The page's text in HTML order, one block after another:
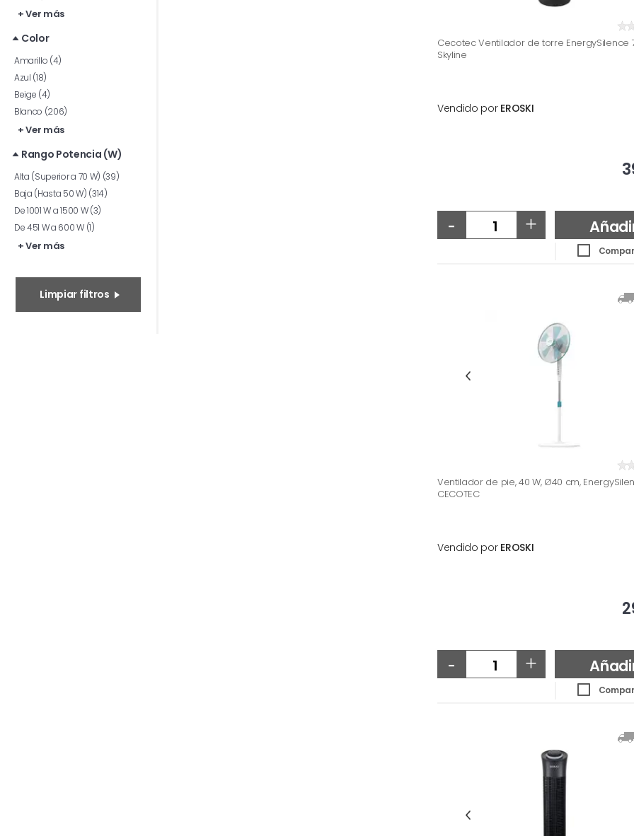
+ Ver más
Color
Amarillo (4)
Azul (18)
Beige (4)
Blanco (206)
+ Ver más
Rango Potencia (W)
Alta (Superior a 70 W) (39)
Baja (Hasta 50 W) (314)
De 1001 W a 1500 W (3)
De 451 W a 600 W (1)
+ Ver más
Limpiar filtros
Cecotec Ventilador de torre EnergySilence
Skyline
Vendido por EROSKI
- +
Ventilador de pie, 40 W, Ø40 cm,
CECOTEC
Vendido por EROSKI
- +